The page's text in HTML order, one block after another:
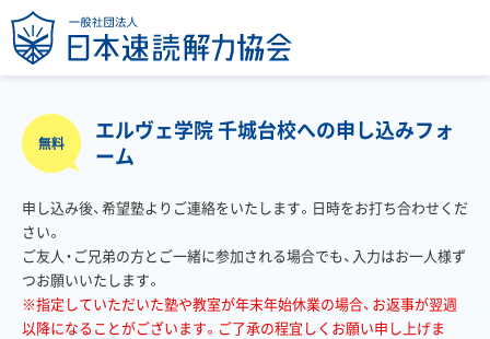
無料
エルヴェ学院 千城台校への申し込みフォ
ーム
申し込み後、希望塾よりご連絡をいたします。日時をお打ち合わせくだ
さい。
ご友人・ご兄弟の方とご一緒に参加される場合でも、入力はお一人様ず
つお願いいたします。
※指定していただいた塾や教室が年末年始休業の場合、お返事が翌週
以降になることがございます。ご了承の程宜しくお願い申し上げま